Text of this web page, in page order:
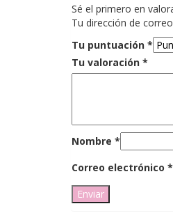
Sé el primero en
Tu dirección de
Tu puntuación *
Tu valoración *
Nombre *
Correo electrónico *